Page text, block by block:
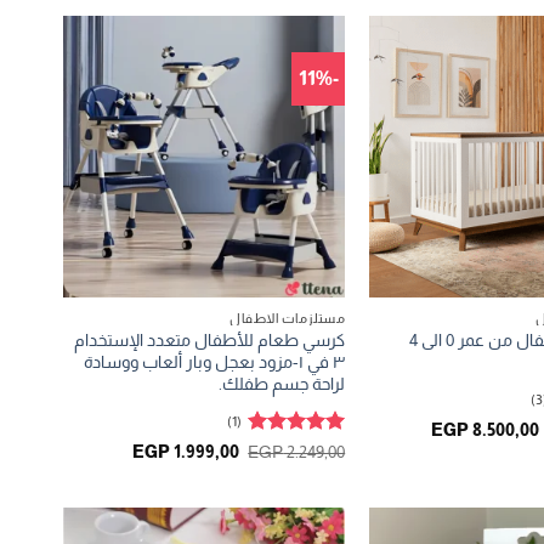
سرير هيرو للاطفال من عمر 0 الى 4
السعر
الأصلي
EGP8.500,00
-11%
مستلزمات الاطفال
كرسي طعام للأطفال متعدد الإستخدام
٣ في ١-مزود بعجل وبار ألعاب ووسادة
لراحة جسم طفلك.
تم التقييم
(1)
EGP2.249,00
السعر
الأصلي
EGP1.999,00